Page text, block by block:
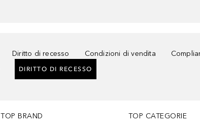
Diritto di recesso Condizioni di vendita
DIRITTO DI RECESSO
TOP BRAND TOP CATEGORIE